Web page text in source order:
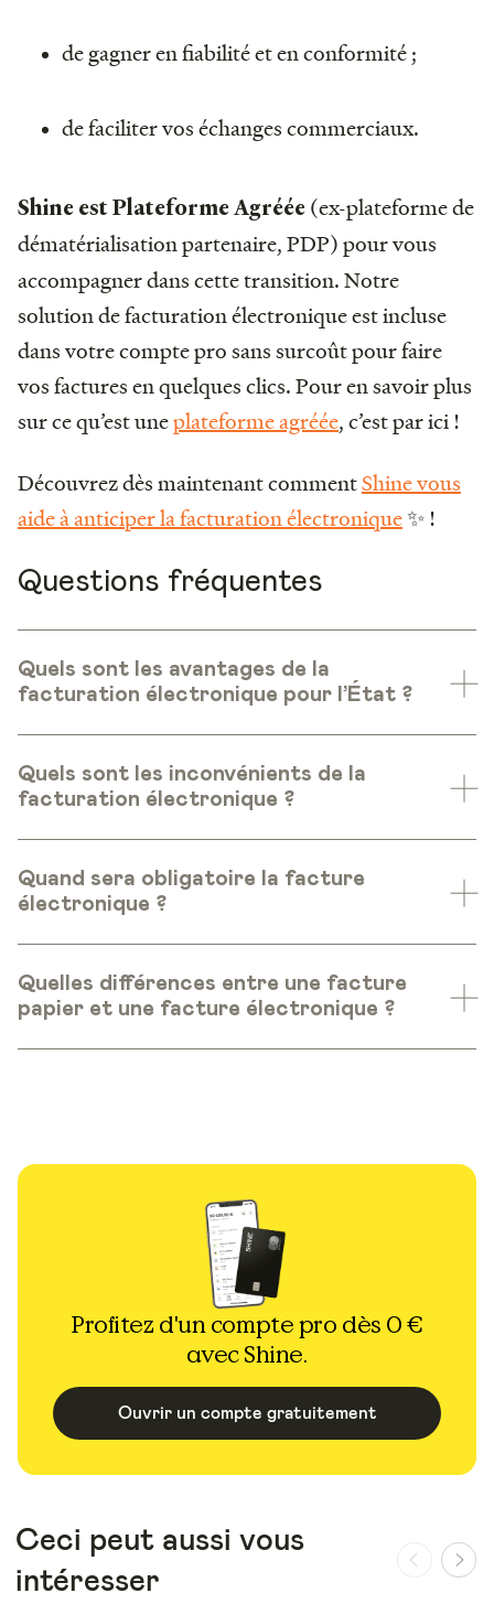
de gagner en fiabilité et en conformité ;
de faciliter vos échanges commerciaux.
Shine est Plateforme Agréée (ex-plateforme de
dématérialisation partenaire, PDP)pour vous
accompagner dans cette transition. Notre
solution de facturation électronique est incluse
dans votre compte pro sans surcoût pour faire
vos factures en quelques clics. Pour en savoir plus
sur ce qu’est uneplateforme agréée, c’est par ici !
Découvrez dès maintenant commentShine vous
aide à anticiper la facturation électronique✨ !
Questions fréquentes
Quels sont les avantages de la
facturation électronique pour l’État ?
Quels sont les inconvénients de la
facturation électronique ?
Quand sera obligatoire la facture
électronique ?
Quelles différences entre une facture
papier et une facture électronique ?
Profitez d'un compte pro dès 0 €
avec Shine.
Ouvrir un compte gratuitement
Ceci peut aussi vous
intéresser